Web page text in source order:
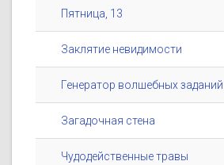
Пятница, 13
Заклятие невидимости
Генератор волшебных заданий
Загадочная стена
Чудодейственные травы